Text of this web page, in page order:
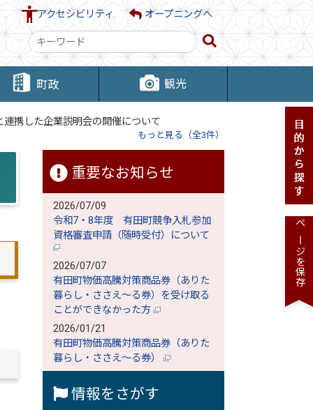
アクセシビリティ オープニングへ
検
索
キ
ー
ー
町政 観光
連携した企業説明会の開催について
もっと見る（全3件）
重要なお知らせ
2026/07/09
令和7・8年度 有田町競争入札参加
資格審査申請（随時受付）について
2026/07/07
有田町物価高騰対策商品券（ありた
暮らし・ささえ～る券）を受け取る
ことができなかった方
2026/01/21
有田町物価高騰対策商品券（ありた
暮らし・ささえ～る券）
情報をさがす
ページを保存